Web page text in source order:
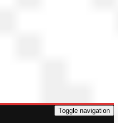
Toggle navigation